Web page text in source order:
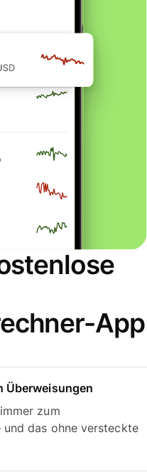
App
Überweisungen
zum
und das ohne versteckte